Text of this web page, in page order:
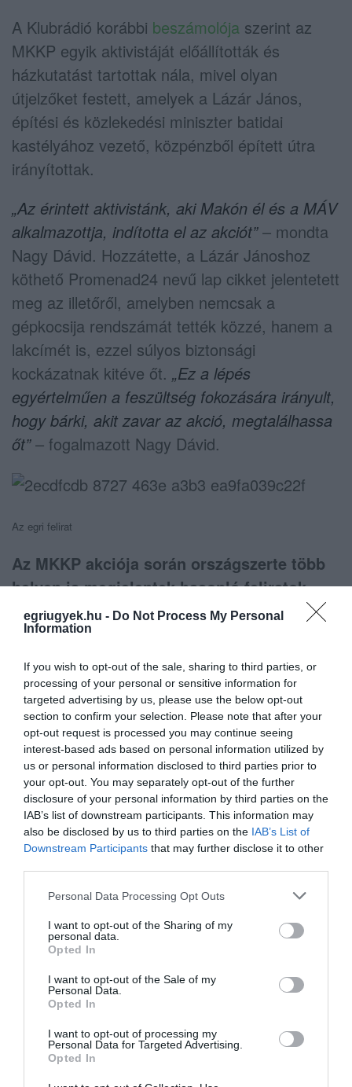
egriugyek.hu - Do Not Process My Personal
Information
If you wish to opt-out of the sale, sharing to third parties, or
processing of your personal or sensitive information for
targeted advertising by us, please use the below opt-out
section to confirm your selection. Please note that after your
opt-out request is processed you may continue seeing
interest-based ads based on personal information utilized by
us or personal information disclosed to third parties prior to
your opt-out. You may separately opt-out of the further
disclosure of your personal information by third parties on the
IAB’s list of downstream participants. This information may
also be disclosed by us to third parties on the IAB’s List of
Downstream Participants that may further disclose it to other
Please note that this website/app uses one or more Google
not limited to your visit or usage behaviour. You may click to
grant or deny consent to Google and its third-party tags to
use your data for below specified purposes in below Google
consent section.
Personal Data Processing Opt Outs
I want to opt-out of the Sharing of my
personal data.
Opted In
I want to opt-out of the Sale of my
Personal Data.
Opted In
I want to opt-out of processing my
Personal Data for Targeted Advertising.
Opted In
A Klubrádió korábbi beszámolója szerint az
MKKP egyik aktivistáját előállították és
házkutatást tartottak nála, mivel olyan
útjelzőket festett, amelyek a Lázár János,
építési és közlekedési miniszter batidai
kastélyához vezető, közpénzből épített útra
irányítottak.
„Az érintett aktivistánk, aki Makón él és a MÁV
alkalmazottja, indította el az akciót”– mondta
Nagy Dávid. Hozzátette, a Lázár Jánoshoz
köthető Promenad24 nevű lap cikket jelentetett
meg az illetőről, amelyben nemcsak a
gépkocsija rendszámát tették közzé, hanem a
lakcímét is, ezzel súlyos biztonsági
kockázatnak kitéve őt. „Ez a lépés
egyértelműen a feszültség fokozására irányult,
hogy bárki, akit zavar az akció, megtalálhassa
őt”– fogalmazott Nagy Dávid.
Az egri felirat
Az MKKP akciója során országszerte több
helyen is megjelentek hasonló feliratok,
hétfő estére Egerben is. „Az aktivisták szerint
egyetlen személy tartózkodási helyét könnyebb
megtalálni, mint több tucatét, ezért mások is
csatlakoztak a felhíváshoz. A
véleménynyilvánítás szabadságával élve
jelezték, hogy pontosan milyen messze
található Lázár János kastélya”– magyarázta
Nagy.
A rendőrségi beavatkozásokról szólva
elmondta, hogy három alkalommal igazoltatták
őket, majd a harmadik esetben egy Erzsi nevű
„Ma Magyarországon néhány
kiváltságos személy szinte bármit megtehet,
mert több szektorban is érdekeltségeik vannak,
és ezeket összefonva gyakorolják
befolyásukat”
helyzetet.